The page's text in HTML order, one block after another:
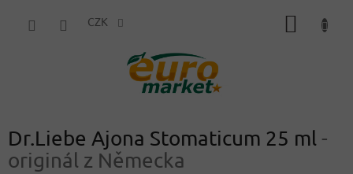
CZK
Dr.Liebe Ajona Stomaticum 25 ml -
originál z Německa